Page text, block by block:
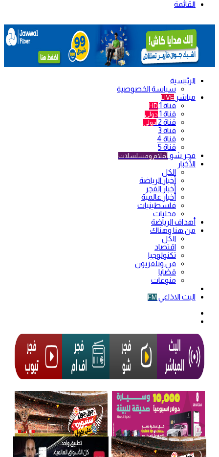
القائمة
الرئيسية
سياسة الخصوصية
مباشر LIVE
قناة 1 HD
قناة 1 دولي
قناة 2 دولي
قناة 3
قناة 4
قناة 5
فجر شو أفلام ومسلسلات
الأخبار
الكل
أخبار الرياضة
أخبار الفجر
أخبار عالمية
فلسطينيات
محليات
أهداف الرياضة
من هنا وهناك
الكل
اقتصاد
تكنولوجيا
فن وتلفزيون
قضايا
منوعات
البث الاذاعي FM